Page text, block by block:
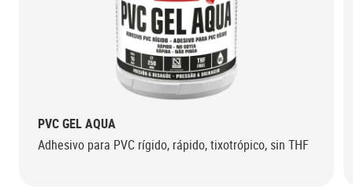
PVC GEL AQUA
Adhesivo para PVC rígido, rápido, tixotrópico, sin THF